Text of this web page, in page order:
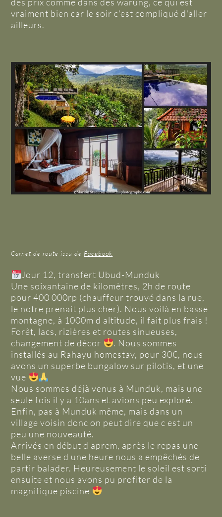
vraiment bien car le soir c'est compliqué d'aller
ailleurs.
Carnet de route issu de Facebook
Jour 12, transfert Ubud-Munduk
Une soixantaine de kilomètres, 2h de route
pour 400 000rp (chauffeur trouvé dans la rue,
le notre prenait plus cher). Nous voilà en basse
montagne, à 1000m d altitude, il fait plus frais !
Forêt, lacs, rizières et routes sinueuses,
changement de décor
. Nous sommes
installés au Rahayu homestay, pour 30€, nous
avons un superbe bungalow sur pilotis, et une
vue
Nous sommes déjà venus à Munduk, mais une
seule fois il y a 10ans et avions peu exploré.
Enfin, pas à Munduk même, mais dans un
village voisin donc on peut dire que c est un
peu une nouveauté.
Arrivés en début d aprem, après le repas une
belle averse d une heure nous a empêchés de
partir balader. Heureusement le soleil est sorti
ensuite et nous avons pu profiter de la
magnifique piscine